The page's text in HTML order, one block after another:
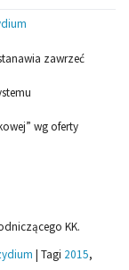
zawrzeć
wg oferty
KK.
| Tagi 2015,